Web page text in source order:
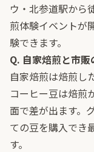
ウ・北参道駅から
煎体験イベントが
験できます。
Q. 自家焙煎と市
自家焙煎は焙煎し
コーヒー豆は焙煎
面で差が出ます。
ての豆を購入でき
す。